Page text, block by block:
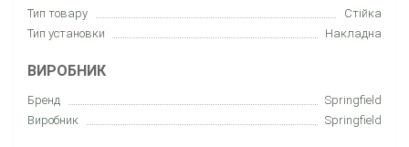
Тип товару
Стійка
Тип установки
Накладна
ВИРОБНИК
Бренд
Springfield
Виробник
Springfield